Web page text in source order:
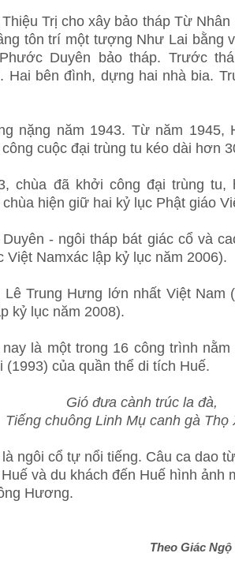
Trị cho xây bảo tháp Từ
tôn trí một tượng Như Lai bằng
Duyên bảo tháp. Trước
Hai bên đình, dựng hai nhà bia.
nặng năm 1943. Từ năm 1945,
cuộc đại trùng tu kéo dài hơn
chùa đã khởi công đại trùng tu,
hiện giữ hai kỷ lục Phật giáo
- ngôi tháp bát giác cổ và
Việt Namxác lập kỷ lục năm 2006).
Trung Hưng lớn nhất Việt Nam
kỷ lục năm 2008).
là một trong 16 công trình
(1993) của quần thể di tích Huế.
Gió đưa cành trúc la đà,
Tiếng chuông Linh Mụ canh gà Thọ
ngôi cổ tự nổi tiếng. Câu ca dao
và du khách đến Huế hình ảnh
Hương.
Theo Giác